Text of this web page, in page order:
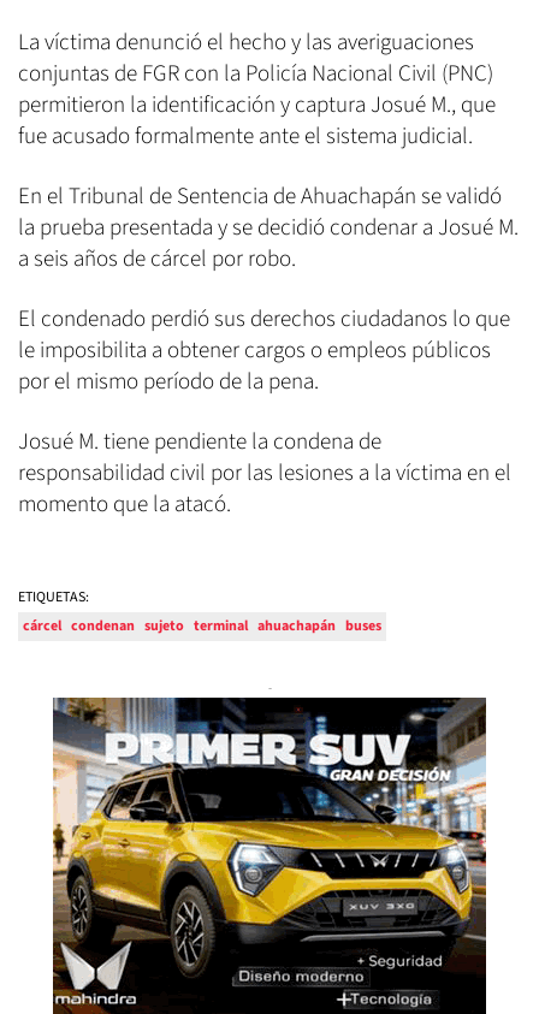
La víctima denunció el hecho y las averiguaciones
conjuntas de FGR con la Policía Nacional Civil (PNC)
permitieron la identificación y captura Josué M., que
fue acusado formalmente ante el sistema judicial.
En el Tribunal de Sentencia de Ahuachapán se validó
la prueba presentada y se decidió condenar a Josué M.
a seis años de cárcel por robo.
El condenado perdió sus derechos ciudadanos lo que
le imposibilita a obtener cargos o empleos públicos
por el mismo período de la pena.
Josué M. tiene pendiente la condena de
responsabilidad civil por las lesiones a la víctima en el
momento que la atacó.
ETIQUETAS:
cárcel condenan sujeto terminal ahuachapán buses